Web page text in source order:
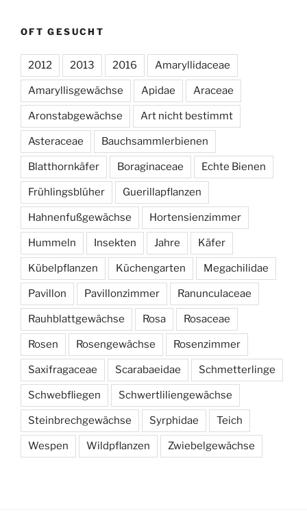
OFT GESUCHT
2012 2013 2016 Amaryllidaceae
Amaryllisgewächse Apidae Araceae
Aronstabgewächse Art nicht bestimmt
Asteraceae Bauchsammlerbienen
Blatthornkäfer Boraginaceae Echte Bienen
Frühlingsblüher Guerillapflanzen
Hahnenfußgewächse Hortensienzimmer
Hummeln Insekten Jahre Käfer
Kübelpflanzen Küchengarten Megachilidae
Pavillon Pavillonzimmer Ranunculaceae
Rauhblattgewächse Rosa Rosaceae
Rosen Rosengewächse Rosenzimmer
Saxifragaceae Scarabaeidae Schmetterlinge
Schwebfliegen Schwertliliengewächse
Steinbrechgewächse Syrphidae Teich
Wespen Wildpflanzen Zwiebelgewächse